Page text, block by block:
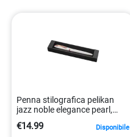
Penna stilografica pelikan
jazz noble elegance pearl,
4012700821805
€14.99 Disponibile